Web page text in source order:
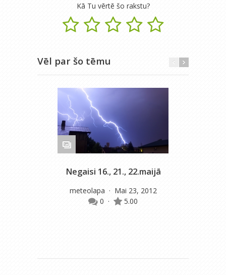
Kā Tu vērtē šo rakstu?
Vēl par šo tēmu
Negaisi 16., 21., 22.maijā
meteolapa · Mai 23, 2012
0 · 5.00